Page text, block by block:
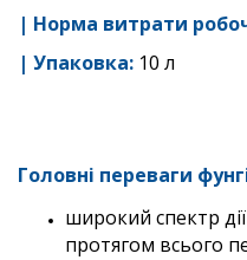
| Норма витрати
| Упаковка: 10 л
Головні переваги
широкий спектр
протягом всього